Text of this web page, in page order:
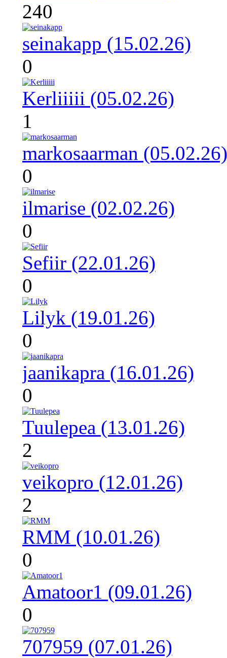
240
seinakapp (15.02.26)
0
Kerliiiii (05.02.26)
1
markosaarman (05.02.26)
0
ilmarise (02.02.26)
0
Sefiir (22.01.26)
0
Lilyk (19.01.26)
0
jaanikapra (16.01.26)
0
Tuulepea (13.01.26)
2
veikopro (12.01.26)
2
RMM (10.01.26)
0
Amatoor1 (09.01.26)
0
707959 (07.01.26)